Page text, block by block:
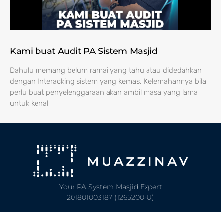
Kami buat Audit PA Sistem Masjid
Dahulu memang belum ramai yang tahu atau didedahkan
dengan Interacking sistem yang kemas. Kelemahannya bila
perlu buat penyelenggaraan akan ambil masa yang lama
untuk kenal
Your PA System Masjid Expert
201801003187 (1265200-U)